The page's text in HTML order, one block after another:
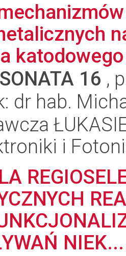
SONATA 16 ,
dr hab.
i
NIEK...